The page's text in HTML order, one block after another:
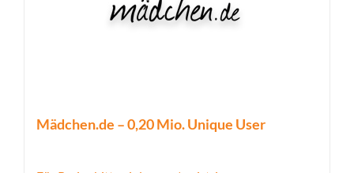
Mädchen.de – 0,20 Mio. Unique User